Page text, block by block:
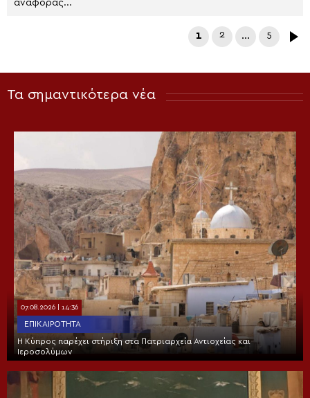
αναφοράς...
1 2 … 5
Τα σημαντικότερα νέα
07.08.2026 | 14:36
ΕΠΙΚΑΙΡΌΤΗΤΑ
Η Κύπρος παρέχει στήριξη στα Πατριαρχεία Αντιοχείας και
Ιεροσολύμων